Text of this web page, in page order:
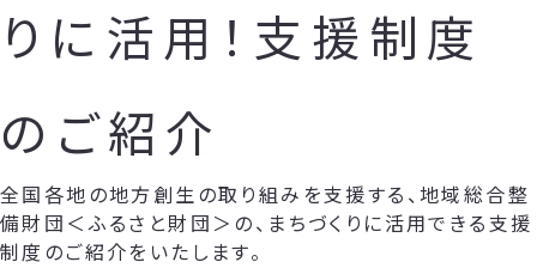
りに活用！支援制度
のご紹介
全国各地の地方創生の取り組みを支援する、地域総合整
備財団＜ふるさと財団＞の、まちづくりに活用できる支援
制度のご紹介をいたします。